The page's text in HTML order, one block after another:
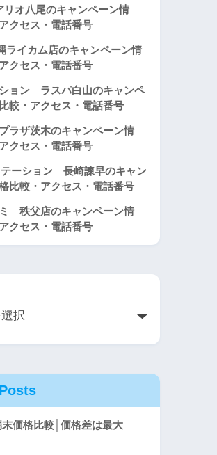
オ八尾のキャンペーン情
クセス・電話番号
イカム店のキャンペーン情
クセス・電話番号
ョン ラスパ白山のキャンペ
較・アクセス・電話番号
ラザ茨木のキャンペーン情
クセス・電話番号
ーション 長崎諫早のキャン
比較・アクセス・電話番号
秩父店のキャンペーン情
クセス・電話番号
価格比較│価格差は最大